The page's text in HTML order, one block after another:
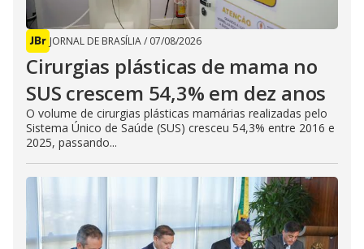
JORNAL DE BRASÍLIA/ 07/08/2026
Cirurgias plásticas de mama no
SUS crescem 54,3% em dez anos
O volume de cirurgias plásticas mamárias realizadas pelo
Sistema Único de Saúde (SUS) cresceu 54,3% entre 2016 e
2025, passando...